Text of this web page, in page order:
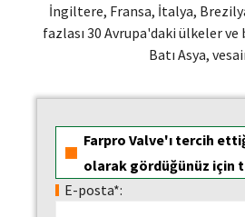
İngiltere, Fransa, İtalya,
fazlası 30 Avrupa'daki ülkeler
Batı Asya,
Farpro Valve'ı tercih
olarak gördüğünüz için
E-posta*: